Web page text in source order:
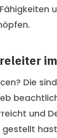
Die
und
gestellt